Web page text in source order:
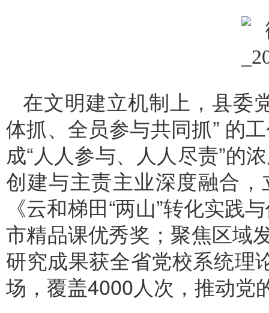
在文明建立机制上，县委
体抓、全员参与共同抓” 的
成“人人参与、人人尽责”的
创建与主责主业深度融合
《云和梯田“两山”转化实践
市精品课优秀奖；聚焦区域
研究成果获全省党校系统理
场，覆盖4000人次，推动党